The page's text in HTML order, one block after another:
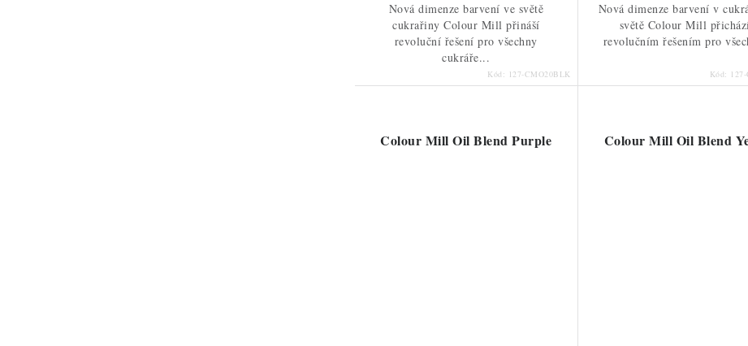
Nová dimenze barvení ve světě
cukrařiny Colour Mill přináší
revoluční řešení pro všechny
cukráře...
Kód: 127-CMO20BLK
Nová dimenze barvení v
světě Colour Mill
revolučním řešením pro
Kód:
Colour Mill Oil Blend Purple Colour Mill Oil Blend